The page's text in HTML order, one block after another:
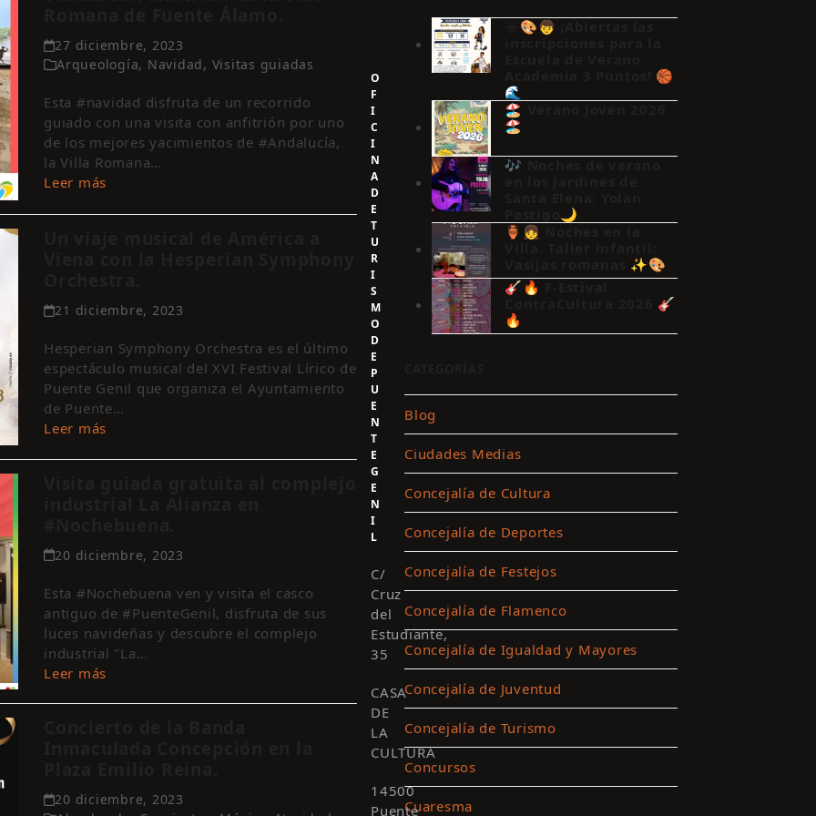
27 diciembre, 2023
Arqueología, Navidad, Visitas guiadas
Esta #navidad disfruta de un recorrido
guiado con una visita con anfitrión por uno
de los mejores yacimientos de #Andalucía,
la Villa Romana…
Leer más
21 diciembre, 2023
Hesperian Symphony Orchestra es el último
espectáculo musical del XVI Festival Lírico de
Puente Genil que organiza el Ayuntamiento
de Puente…
Leer más
20 diciembre, 2023
Esta #Nochebuena ven y visita el casco
antiguo de #PuenteGenil, disfruta de sus
luces navideñas y descubre el complejo
industrial "La…
Leer más
20 diciembre, 2023
☀️🎨👦 ¡Abiertas las
Academia 3 Puntos! 🏀
🌊
🏖️ Verano Joven 2026
🏖️
🎶 Noches de verano
Postigo🌙
🏺👧 Noches en la
Vasijas romanas ✨🎨
🎸🔥 F-Estival
ContraCultura 2026 🎸
🔥
Blog
Ciudades Medias
Concejalía de Cultura
Concejalía de Deportes
Concejalía de Festejos
Concejalía de Flamenco
Concejalía de Igualdad y Mayores
Concejalía de Juventud
Concejalía de Turismo
Concursos
Cuaresma
O
F
I
C
I
N
A
D
E
T
U
R
I
S
M
O
D
E
P
U
E
N
T
E
G
E
N
I
L
C/
Cruz
del
Estudiante,
35
CASA
DE
LA
CULTURA
14500
Puente